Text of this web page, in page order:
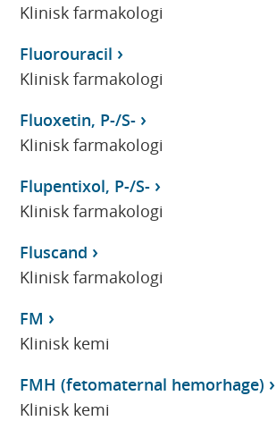
Klinisk farmakologi
Fluorouracil
Klinisk farmakologi
Fluoxetin, P-/S-
Klinisk farmakologi
Flupentixol, P-/S-
Klinisk farmakologi
Fluscand
Klinisk farmakologi
FM
Klinisk kemi
FMH (fetomaternal hemorhage)
Klinisk kemi